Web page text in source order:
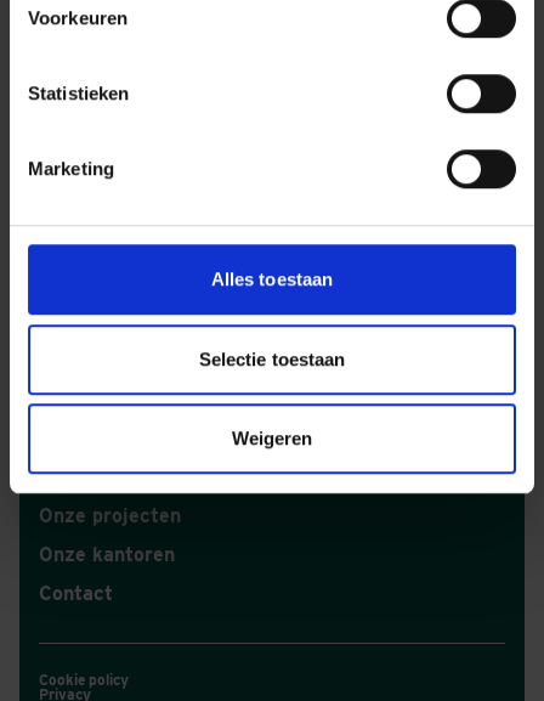
Voorkeuren
Statistieken
Marketing
Alles toestaan
Selectie toestaan
Weigeren
WAT WIJ DOEN
Utiliteitsbouw
Techniek
Veiligheid
Digitalisering
Onze projecten
Onze kantoren
Contact
HOOFDKANTOOR
010 280 87 00
Cookie policy
Privacy